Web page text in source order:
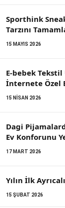
Sporthink
Tarzını
15 MAYIS 2026
E-bebek
İnternete Özel
15 NISAN 2026
Dagi
Ev Konforunu
17 MART 2026
Yılın İlk
15 ŞUBAT 2026